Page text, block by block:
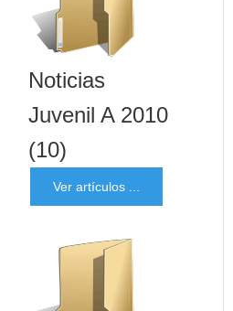
Noticias
Juvenil A 2010
(10)
Ver artículos ...